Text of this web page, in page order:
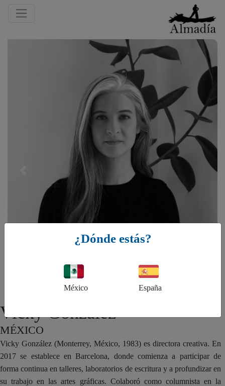
Vicky González
MÉXICO
Vicky González (Monterrey, México, 1983) es directora creativa. En
2017 se establece en Barcelona, donde comienza a participar de
forma continua en talleres, laboratorios de escritura y a profundizar en
su trabajo en las artes gráficas. Colaboró como columnista en la
¿Dónde estás?
México España